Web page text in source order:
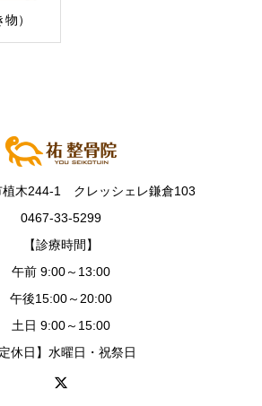
）
植木244-1 クレッシェレ鎌倉103
0467-33-5299
【診療時間】
午前 9:00～13:00
午後15:00～20:00
土日 9:00～15:00
定休日】水曜日・祝祭日